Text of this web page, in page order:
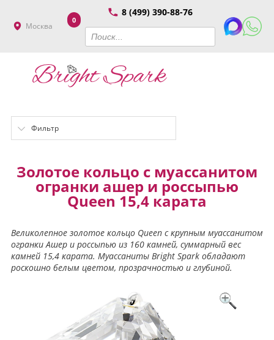
Москва
8 (499) 390-88-76
0
Фильтр
Золотое кольцо с муассанитом
огранки ашер и россыпью
Queen 15,4 карата
Великолепное золотое кольцо Queen с крупным муассанитом
огранки Ашер и россыпью из 160 камней, суммарный вес
камней 15,4 карата. Муассаниты Bright Spark обладают
роскошно белым цветом, прозрачностью и глубиной.